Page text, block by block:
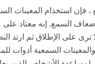
السمع. إنه معتاد
ترى على الإطلاق ثم ارتد
والمعينات السمعية أدوات